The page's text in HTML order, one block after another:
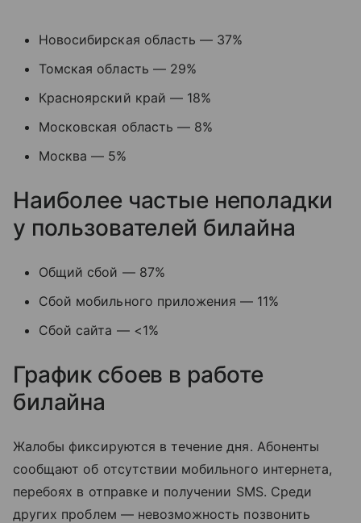
Новосибирская область — 37%
Томская область — 29%
Красноярский край — 18%
Московская область — 8%
Москва — 5%
Наиболее частые неполадки
у пользователей билайна
Общий сбой — 87%
Сбой мобильного приложения — 11%
Сбой сайта — <1%
График сбоев в работе
билайна
Жалобы фиксируются в течение дня. Абоненты
сообщают об отсутствии мобильного интернета,
перебоях в отправке и получении SMS. Среди
других проблем — невозможность позвонить